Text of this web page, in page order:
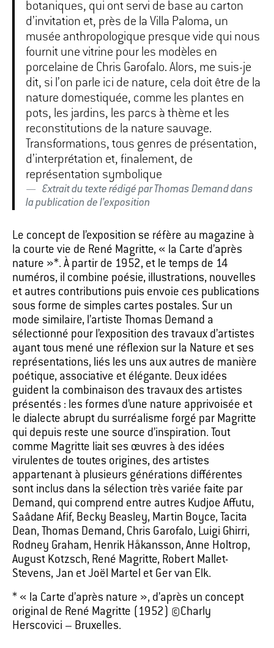
botaniques, qui ont servi de base au carton
d’invitation et, près de la Villa Paloma, un
musée anthropologique presque vide qui nous
fournit une vitrine pour les modèles en
porcelaine de Chris Garofalo. Alors, me suis-je
dit, si l’on parle ici de nature, cela doit être de la
nature domestiquée, comme les plantes en
pots, les jardins, les parcs à thème et les
reconstitutions de la nature sauvage.
Transformations, tous genres de présentation,
d’interprétation et, finalement, de
représentation symbolique
Extrait du texte rédigé par Thomas Demand dans
la publication de l’exposition
Le concept de l’exposition se réfère au magazine à
la courte vie de René Magritte, « la Carte d’après
nature »*. À partir de 1952, et le temps de 14
numéros, il combine poésie, illustrations, nouvelles
et autres contributions puis envoie ces publications
sous forme de simples cartes postales. Sur un
mode similaire, l’artiste Thomas Demand a
sélectionné pour l’exposition des travaux d’artistes
ayant tous mené une réflexion sur la Nature et ses
représentations, liés les uns aux autres de manière
poétique, associative et élégante. Deux idées
guident la combinaison des travaux des artistes
présentés : les formes d’une nature apprivoisée et
le dialecte abrupt du surréalisme forgé par Magritte
qui depuis reste une source d’inspiration. Tout
comme Magritte liait ses œuvres à des idées
virulentes de toutes origines, des artistes
appartenant à plusieurs générations différentes
sont inclus dans la sélection très variée faite par
Demand, qui comprend entre autres Kudjoe Affutu,
Saâdane Afif, Becky Beasley, Martin Boyce, Tacita
Dean, Thomas Demand, Chris Garofalo, Luigi Ghirri,
Rodney Graham, Henrik Håkansson, Anne Holtrop,
August Kotzsch, René Magritte, Robert Mallet-
Stevens, Jan et Joël Martel et Ger van Elk.
* « la Carte d’après nature », d’après un concept
original de René Magritte (1952) ©Charly
Herscovici – Bruxelles.